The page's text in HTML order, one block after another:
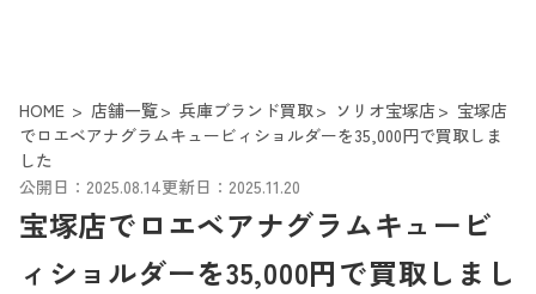
HOME 店舗一覧 兵庫ブランド買取 ソリオ宝塚店
宝塚店
でロエベアナグラムキュービィショルダーを35,000円で買取しま
した
公開日：2025.08.14更新日：2025.11.20
宝塚店でロエベアナグラムキュービ
ィショルダーを35,000円で買取しまし